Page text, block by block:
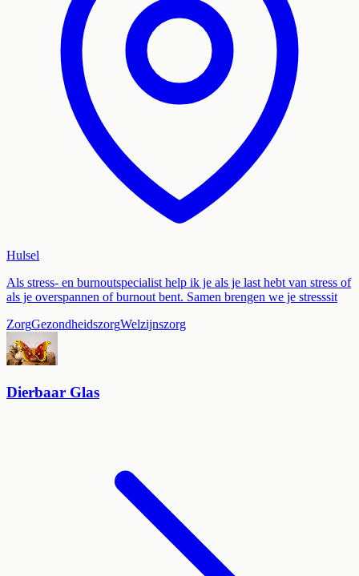
Hulsel
Als stress- en burnoutspecialist help ik je als je last hebt van stress of
als je overspannen of burnout bent. Samen brengen we je stresssit
ZorgGezondheidszorgWelzijnszorg
Dierbaar Glas